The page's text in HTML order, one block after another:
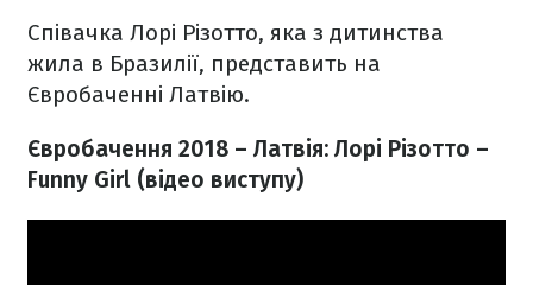
Співачка Лорі Різотто, яка з дитинства
жила в Бразилії, представить на
Євробаченні Латвію.
Євробачення 2018 – Латвія: Лорі Різотто –
Funny Girl (відео виступу)